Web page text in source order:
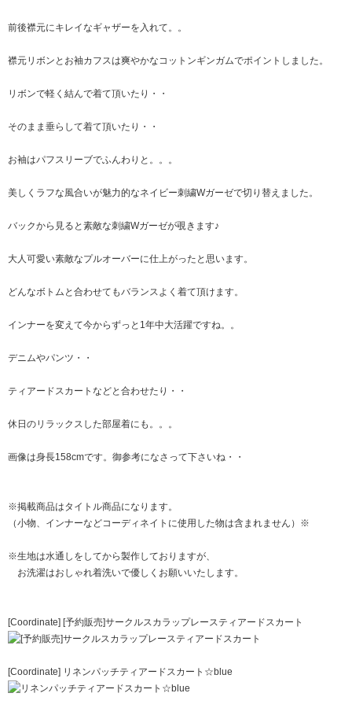
前後襟元にキレイなギャザーを入れて。。
襟元リボンとお袖カフスは爽やかなコットンギンガムでポイントしました。
リボンで軽く結んで着て頂いたり・・
そのまま垂らして着て頂いたり・・
お袖はパフスリーブでふんわりと。。。
美しくラフな風合いが魅力的なネイビー刺繍Wガーゼで切り替えました。
バックから見ると素敵な刺繍Wガーゼが覗きます♪
大人可愛い素敵なプルオーバーに仕上がったと思います。
どんなボトムと合わせてもバランスよく着て頂けます。
インナーを変えて今からずっと1年中大活躍ですね。。
デニムやパンツ・・
ティアードスカートなどと合わせたり・・
休日のリラックスした部屋着にも。。。
画像は身長158cmです。御参考になさって下さいね・・
※掲載商品はタイトル商品になります。
（小物、インナーなどコーディネイトに使用した物は含まれません）※
※生地は水通しをしてから製作しておりますが、
お洗濯はおしゃれ着洗いで優しくお願いいたします。
[Coordinate] [予約販売]サークルスカラップレースティアードスカート
[Coordinate] リネンパッチティアードスカート☆blue